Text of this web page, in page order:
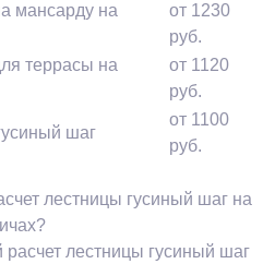
мансарду на
от 1230
руб.
террасы на
от 1120
руб.
шаг
от 1100
руб.
лестницы гусиный шаг на
лестницы гусиный шаг